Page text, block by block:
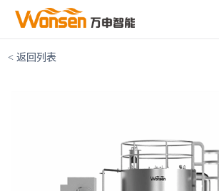
< 返回列表